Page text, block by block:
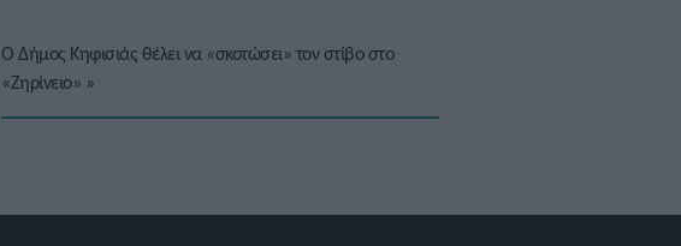
Ο Δήμος Κηφισιάς θέλει να «σκοτώσει» τον στίβο στο
«Ζηρίνειο» »